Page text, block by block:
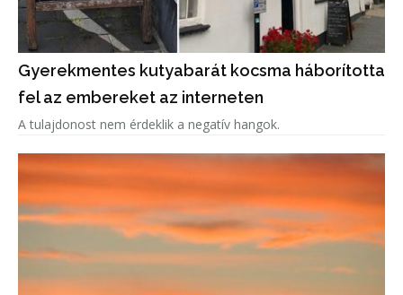
Gyerekmentes kutyabarát kocsma háborította
fel az embereket az interneten
A tulajdonost nem érdeklik a negatív hangok.